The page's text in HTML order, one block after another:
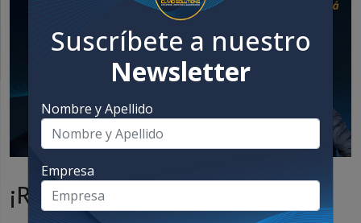
¡Representaciones que sí!
Suscríbete a nuestro
Newsletter
Nombre y Apellido
Empresa